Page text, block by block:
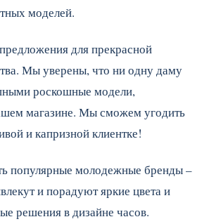
моделей.
для прекрасной
Мы уверены, что ни одну даму
роскошные модели,
магазине. Мы сможем угодить
и капризной клиентке!
популярные молодежные бренды –
и порадуют яркие цвета и
решения в дизайне часов.